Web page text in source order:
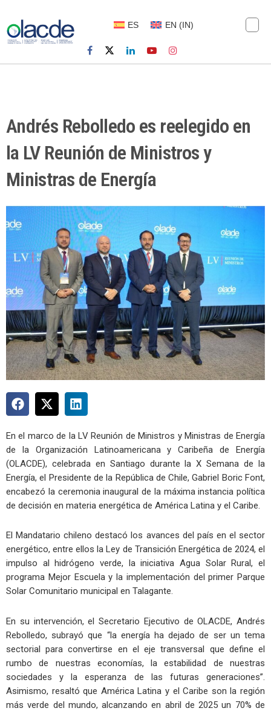
ES EN (IN)
Andrés Rebolledo es reelegido en
la LV Reunión de Ministros y
Ministras de Energía
En el marco de la LV Reunión de Ministros y Ministras de Energía
de la Organización Latinoamericana y Caribeña de Energía
(OLACDE), celebrada en Santiago durante la X Semana de la
Energía, el Presidente de la República de Chile, Gabriel Boric Font,
encabezó la ceremonia inaugural de la máxima instancia política
de decisión en materia energética de América Latina y el Caribe.
El Mandatario chileno destacó los avances del país en el sector
energético, entre ellos la Ley de Transición Energética de 2024, el
impulso al hidrógeno verde, la iniciativa Agua Solar Rural, el
programa Mejor Escuela y la implementación del primer Parque
Solar Comunitario municipal en Talagante.
En su intervención, el Secretario Ejecutivo de OLACDE, Andrés
Rebolledo, subrayó que “la energía ha dejado de ser un tema
sectorial para convertirse en el eje transversal que define el
rumbo de nuestras economías, la estabilidad de nuestras
sociedades y la esperanza de las futuras generaciones”.
Asimismo, resaltó que América Latina y el Caribe son la región
más verde del mundo, alcanzando en abril de 2025 un 70% de